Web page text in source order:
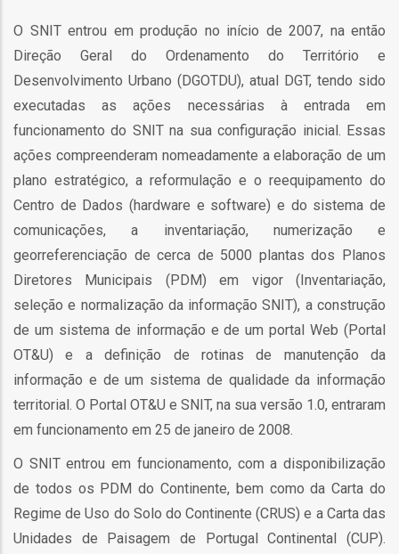
O SNIT entrou em produção no início de 2007, na então
Direção Geral do Ordenamento do Território e
Desenvolvimento Urbano (DGOTDU), atual DGT, tendo sido
executadas as ações necessárias à entrada em
funcionamento do SNIT na sua configuração inicial. Essas
ações compreenderam nomeadamente a elaboração de um
plano estratégico, a reformulação e o reequipamento do
Centro de Dados (hardware e software) e do sistema de
comunicações, a inventariação, numerização e
georreferenciação de cerca de 5000 plantas dos Planos
Diretores Municipais (PDM) em vigor (Inventariação,
seleção e normalização da informação SNIT), a construção
de um sistema de informação e de um portal Web (Portal
OT&U) e a definição de rotinas de manutenção da
informação e de um sistema de qualidade da informação
territorial. O Portal OT&U e SNIT, na sua versão 1.0, entraram
em funcionamento em 25 de janeiro de 2008.
O SNIT entrou em funcionamento, com a disponibilização
de todos os PDM do Continente, bem como da Carta do
Regime de Uso do Solo do Continente (CRUS) e a Carta das
Unidades de Paisagem de Portugal Continental (CUP).